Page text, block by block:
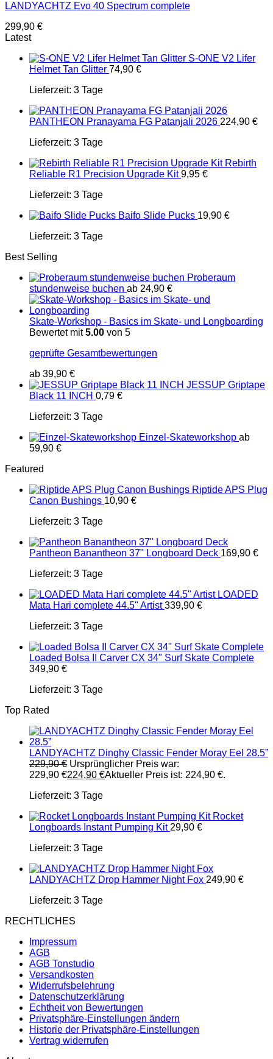
LANDYACHTZ Evo 40 Spectrum complete
299,90 €
Latest
S-ONE V2 Lifer
Helmet Tan Glitter 74,90 €
Lieferzeit: 3 Tage
PANTHEON Pranayama FG Patanjali 2026 224,90 €
Lieferzeit: 3 Tage
Rebirth
Reliable R1 Precision Upgrade Kit 9,95 €
Lieferzeit: 3 Tage
Baifo Slide Pucks 19,90 €
Lieferzeit: 3 Tage
Best Selling
Proberaum
stundenweise buchen ab 24,90 €
Skate-Workshop - Basics im Skate- und Longboarding
Bewertet mit5.00 von 5
geprüfte Gesamtbewertungen
ab 39,90 €
JESSUP Griptape
Black 11 INCH 0,79 €
Lieferzeit: 3 Tage
Einzel-Skateworkshop ab
59,90 €
Featured
Riptide APS Plug
Canon Bushings 10,90 €
Lieferzeit: 3 Tage
Pantheon Banantheon 37" Longboard Deck 169,90 €
Lieferzeit: 3 Tage
LOADED
Mata Hari complete 44.5" Artist 339,90 €
Lieferzeit: 3 Tage
Loaded Bolsa II Carver CX 34" Surf Skate Complete
349,90 €
Lieferzeit: 3 Tage
Top Rated
LANDYACHTZ Dinghy Classic Fender Moray Eel 28.5”
229,90€ Ursprünglicher Preis war:
229,90 €224,90 €Aktueller Preis ist: 224,90 €.
Lieferzeit: 3 Tage
Rocket
Longboards Instant Pumping Kit 29,90 €
Lieferzeit: 3 Tage
LANDYACHTZ Drop Hammer Night Fox 249,90 €
Lieferzeit: 3 Tage
RECHTLICHES
Impressum
AGB
AGB Tonstudio
Versandkosten
Widerrufsbelehrung
Datenschutzerklärung
Echtheit von Bewertungen
Privatsphäre-Einstellungen ändern
Historie der Privatsphäre-Einstellungen
Vertrag widerrufen